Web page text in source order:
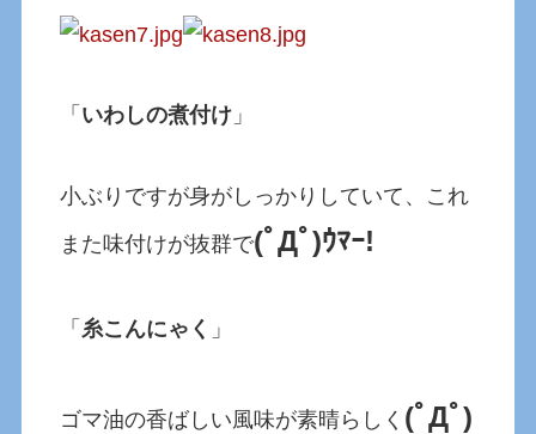
「 いわしの煮付け 」
小ぶりですが身がしっかりしていて、これ
また味付けが抜群で(ﾟДﾟ)ｳﾏｰ!
「糸こんにゃく 」
ゴマ油の香ばしい風味が素晴らしく (ﾟДﾟ)